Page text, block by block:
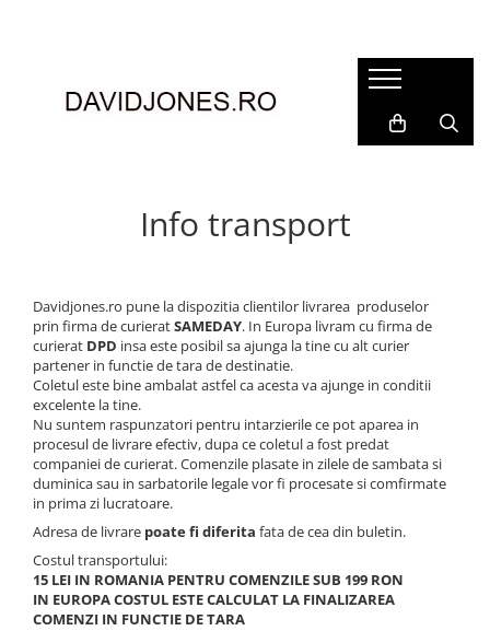
Accesorii
Incaltaminte
Cizme si botine
Mocasini si balerini
Pantofi
Info transport
Davidjones.ro pune la dispozitia clientilor livrarea produselor
prin firma de curieratSAMEDAY. In Europa livram cu firma de
curierat DPD insa este posibil sa ajunga la tine cu alt curier
partener in functie de tara de destinatie.
Coletul este bine ambalat astfel ca acesta va ajunge in conditii
excelente la tine.
Nu suntem raspunzatori pentru intarzierile ce pot aparea in
procesul de livrare efectiv, dupa ce coletul a fost predat
companiei de curierat. Comenzile plasate in zilele de sambata si
duminica sau in sarbatorile legale vor fi procesate si comfirmate
in prima zi lucratoare.
Adresa de livrare poate fi diferita fata de cea din buletin.
Costul transportului:
15 LEI IN ROMANIA PENTRU COMENZILE SUB 199 RON
IN EUROPA COSTUL ESTE CALCULAT LA FINALIZAREA
COMENZI IN FUNCTIE DE TARA